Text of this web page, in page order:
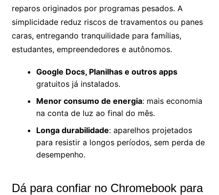
reparos originados por programas pesados. A
simplicidade reduz riscos de travamentos ou panes
caras, entregando tranquilidade para famílias,
estudantes, empreendedores e autônomos.
Google Docs, Planilhas e outros apps
gratuitos já instalados.
Menor consumo de energia: mais economia
na conta de luz ao final do mês.
Longa durabilidade: aparelhos projetados
para resistir a longos períodos, sem perda de
desempenho.
Dá para confiar no Chromebook para